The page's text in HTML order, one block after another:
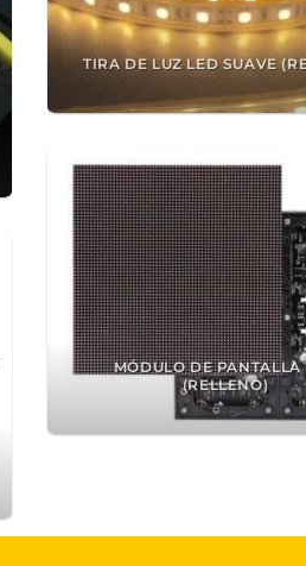
TIRA DE LUZ LED SUAVE
MÓDULO DE PANTALLA
(RELLENO)